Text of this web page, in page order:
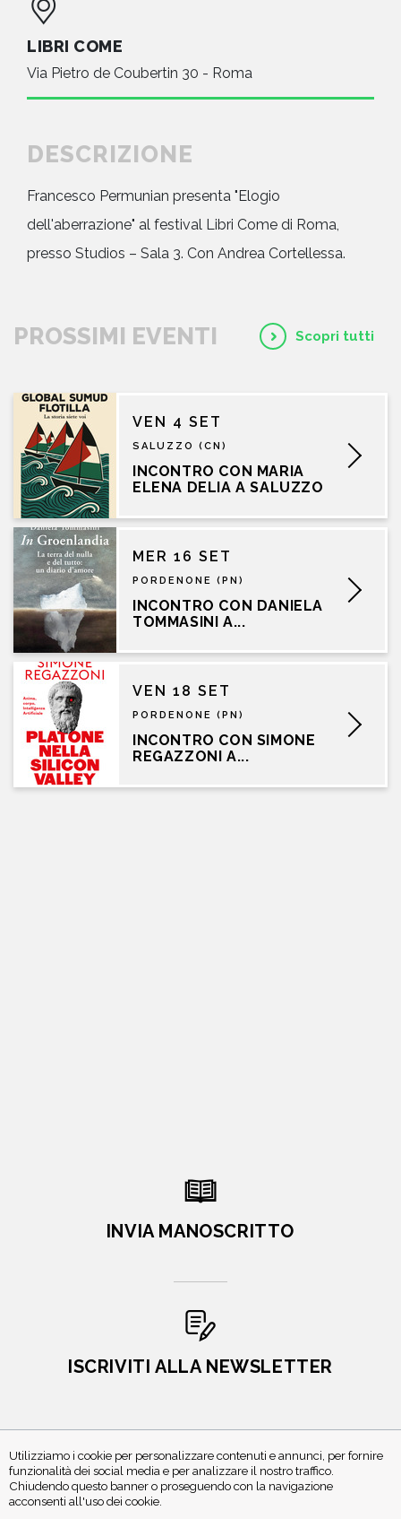
LIBRI COME
Via Pietro de Coubertin 30 - Roma
DESCRIZIONE
Francesco Permunian presenta "Elogio
dell'aberrazione" al festival Libri Come di Roma,
presso Studios – Sala 3. Con Andrea Cortellessa.
PROSSIMI EVENTI Scopri tutti
VEN 4 SET
SALUZZO (CN)
INCONTRO CON MARIA
ELENA DELIA A SALUZZO
MER 16 SET
PORDENONE (PN)
INCONTRO CON DANIELA
TOMMASINI A...
VEN 18 SET
PORDENONE (PN)
INCONTRO CON SIMONE
REGAZZONI A...
Utilizziamo i cookie per personalizzare contenuti e annunci, per fornire
funzionalità dei social media e per analizzare il nostro traffico.
Chiudendo questo banner o proseguendo con la navigazione
acconsenti all'uso dei cookie.
INVIA MANOSCRITTO
ISCRIVITI ALLA NEWSLETTER